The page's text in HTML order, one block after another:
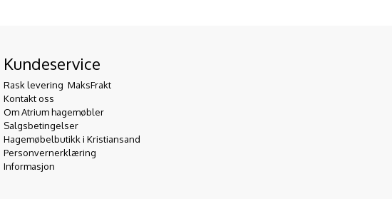
Kundeservice
Rask levering  MaksFrakt
Kontakt oss
Om Atrium hagemøbler
Salgsbetingelser
Hagemøbelbutikk i Kristiansand
Personvernerklæring
Informasjon